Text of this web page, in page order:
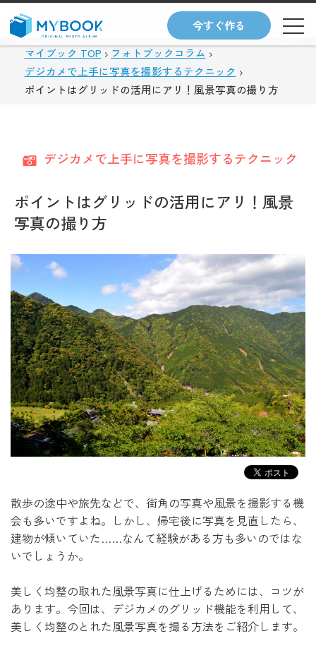
今すぐ作る
マイブック TOP
フォトブックコラム
デジカメで上手に写真を撮影するテクニック
ポイントはグリッドの活用にアリ！風景写真の撮り方
デジカメで上手に写真を撮影するテクニック
ポイントはグリッドの活用にアリ！風景
写真の撮り方
散歩の途中や旅先などで、街角の写真や風景を撮影する機
会も多いですよね。 しかし、帰宅後に写真を見直したら、
建物が傾いていた……なんて経験がある方も多いのではな
いでしょうか。
美しく均整の取れた風景写真に仕上げるためには、コツが
あります。 今回は、デジカメのグリッド機能を利用して、
美しく均整のとれた風景写真を撮る方法をご紹介します。